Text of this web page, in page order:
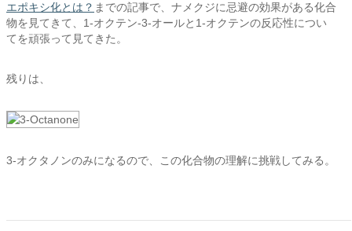
エポキシ化とは？ までの記事で、ナメクジに忌避の効果がある化合
物を見てきて、1-オクテン-3-オールと1-オクテンの反応性につい
てを頑張って見てきた。
残りは、
3-オクタノンのみになるので、この化合物の理解に挑戦してみる。